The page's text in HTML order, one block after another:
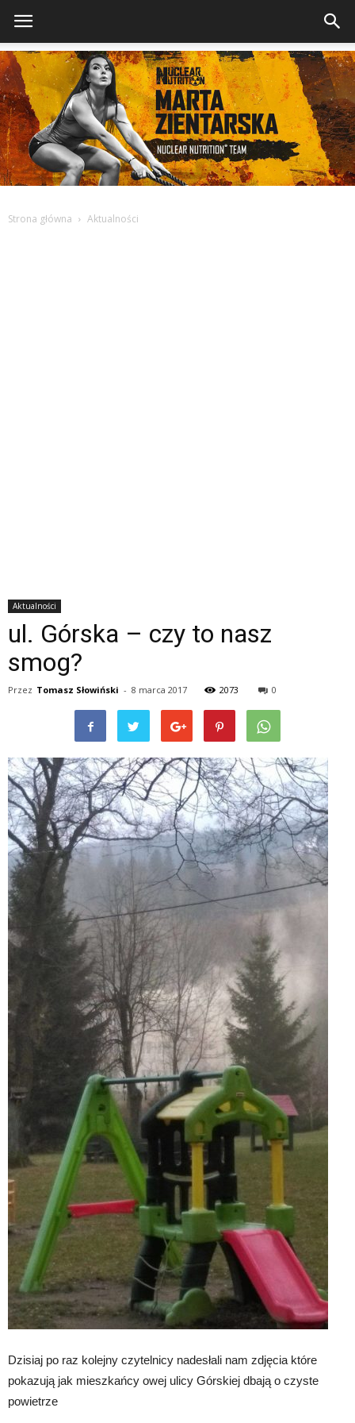
Strona główna Aktualności
Aktualności
ul. Górska – czy to nasz
smog?
Przez Tomasz Słowiński - 8 marca 2017 2073 0
Dzisiaj po raz kolejny czytelnicy nadesłali nam zdjęcia które
pokazują jak mieszkańcy owej ulicy Górskiej dbają o czyste
powietrze